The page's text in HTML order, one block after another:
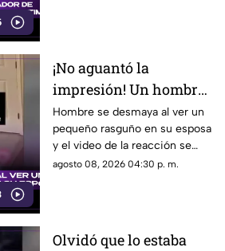
¡No aguantó la
impresión! Un hombre
se desmaya al ver un
rasguño insignificante
en su esposa
Hombre se desmaya al ver un
pequeño rasguño en su esposa
y el video de la reacción se
vuelve viral en las redes
agosto 08, 2026 04:30 p. m.
Olvidó que lo estaba